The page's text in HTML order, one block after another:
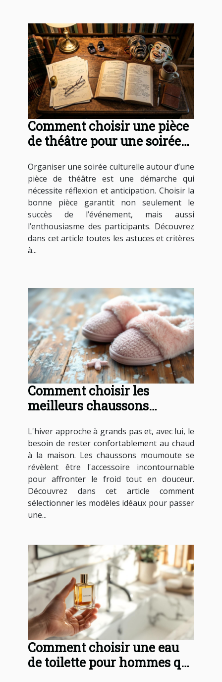
Comment choisir une pièce
de théâtre pour une soirée
Organiser une soirée culturelle autour d’une
pièce de théâtre est une démarche qui
nécessite réflexion et anticipation. Choisir la
bonne pièce garantit non seulement le
succès de l’événement, mais aussi
l’enthousiasme des participants. Découvrez
dans cet article toutes les astuces et critères
à...
Comment choisir les
meilleurs chaussons
L'hiver approche à grands pas et, avec lui, le
besoin de rester confortablement au chaud
à la maison. Les chaussons moumoute se
révèlent être l'accessoire incontournable
pour affronter le froid tout en douceur.
Découvrez dans cet article comment
sélectionner les modèles idéaux pour passer
une...
Comment choisir une eau
de toilette pour hommes qui